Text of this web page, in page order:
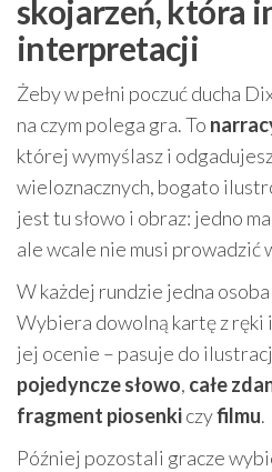
skojarzeń, która
interpretacji
Żeby w pełni poczuć ducha
na czym polega gra. To
której wymyślasz i
wieloznacznych, bogato
jest tu słowo i obraz: jedno
ale wcale nie musi prowadzić
W każdej rundzie jedna
Wybiera dowolną kartę z ręki
jej ocenie – pasuje do
pojedyncze słowo, całe
fragment piosenkiczyfilmu.
Później pozostali gracze